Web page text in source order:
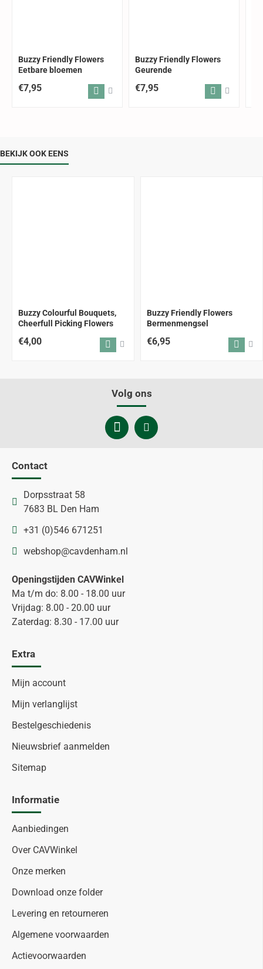
Buzzy Friendly Flowers
Eetbare bloemen
€7,95
Buzzy Friendly Flowers
Geurende
€7,95
BEKIJK OOK EENS
Buzzy Colourful Bouquets,
Cheerfull Picking Flowers
€4,00
Buzzy Friendly Flowers
Bermenmengsel
€6,95
Volg ons
Contact
Dorpsstraat 58
7683 BL Den Ham
+31 (0)546 671251
webshop@cavdenham.nl
Openingstijden CAVWinkel
Ma t/m do: 8.00 - 18.00 uur
Vrijdag: 8.00 - 20.00 uur
Zaterdag: 8.30 - 17.00 uur
Extra
Mijn account
Mijn verlanglijst
Bestelgeschiedenis
Nieuwsbrief aanmelden
Sitemap
Informatie
Aanbiedingen
Over CAVWinkel
Onze merken
Download onze folder
Levering en retourneren
Algemene voorwaarden
Actievoorwaarden